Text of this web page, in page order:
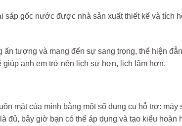
sáp gốc nước được nhà sản xuất thiết kế và tích
tượng và mang đến sự sang trọng, thể hiện
anh em trở nên lịch sự hơn, lịch lãm hơn.
mặt của mình bằng một số dụng cụ hỗ trợ:
đủ, bây giờ bạn có thể áp dụng và tạo kiểu hoàn